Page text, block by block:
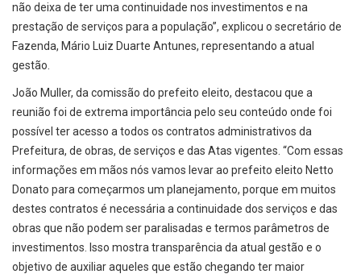
não deixa de ter uma continuidade nos investimentos e na
prestação de serviços para a população”, explicou o secretário de
Fazenda, Mário Luiz Duarte Antunes, representando a atual
gestão.
João Muller, da comissão do prefeito eleito, destacou que a
reunião foi de extrema importância pelo seu conteúdo onde foi
possível ter acesso a todos os contratos administrativos da
Prefeitura, de obras, de serviços e das Atas vigentes. “Com essas
informações em mãos nós vamos levar ao prefeito eleito Netto
Donato para começarmos um planejamento, porque em muitos
destes contratos é necessária a continuidade dos serviços e das
obras que não podem ser paralisadas e termos parâmetros de
investimentos. Isso mostra transparência da atual gestão e o
objetivo de auxiliar aqueles que estão chegando ter maior